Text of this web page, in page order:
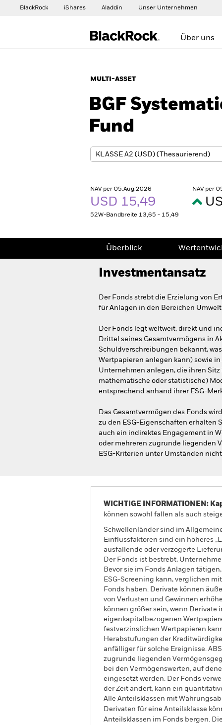
BlackRock iShares Aladdin Unser Unternehmen
Über uns
MULTI-ASSET
BGF
Fund
NAV per 05.Aug.2026
USD 15,49
52W-Bandbreite 13,65 - 15,49
NAV per
Überblick
Investmentansatz
Der Fonds strebt die Erzielung von
für Anlagen in den Bereichen
Der Fonds legt weltweit, direkt und
Drittel seines Gesamtvermögens in
Schuldverschreibungen bekannt,
Wertpapieren anlegen kann) sowie
Unternehmen anlegen, die ihren
mathematische oder statistische)
entsprechend anhand ihrer ESG-
Das Gesamtvermögen des Fonds
zu den ESG-Eigenschaften erhalten
auch ein indirektes Engagement in
oder mehreren zugrunde liegenden
ESG-Kriterien unter Umständen
WICHTIGE INFORMATIONEN:
können sowohl fallen als auch
Schwellenländer sind im
Einflussfaktoren sind ein höheres
ausfallende oder verzögerte
Der Fonds ist bestrebt,
Bevor sie im Fonds Anlagen
ESG-Screening kann, verglichen
Fonds haben. Derivate können
von Verlusten und Gewinnen
können größer sein, wenn Derivate
eigenkapitalbezogenen
festverzinslichen Wertpapieren
Herabstufungen der
anfälliger für solche Ereignisse.
zugrunde liegenden
bei den Vermögenswerten, auf
eingesetzt werden. Der Fonds
der Zeit ändert, kann ein
Alle Anteilsklassen mit
Derivaten für eine Anteilsklasse
Anteilsklassen im Fonds bergen.